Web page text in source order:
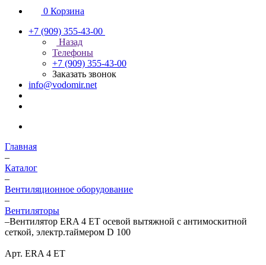
0 Корзина
+7 (909) 355-43-00
Назад
Телефоны
+7 (909) 355-43-00
Заказать звонок
info@vodomir.net
Главная
–
Каталог
–
Вентиляционное оборудование
–
Вентиляторы
–Вентилятор ERA 4 ET осевой вытяжной с антимоскитной
сеткой, электр.таймером D 100
Арт. ERA 4 ET